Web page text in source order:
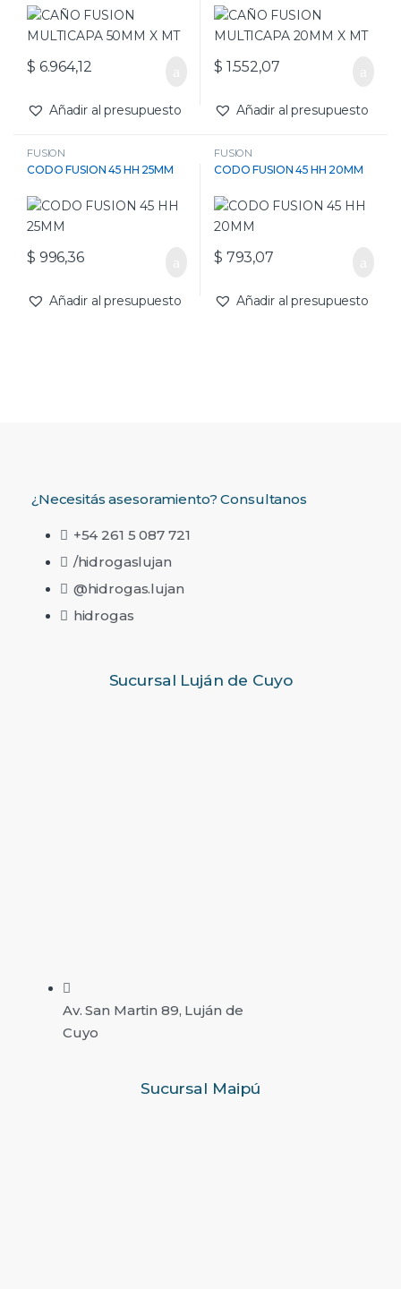
$ 6.964,12
Añadir al presupuesto
$ 1.552,07
Añadir al presupuesto
FUSION
CODO FUSION 45 HH 25MM
$ 996,36
Añadir al presupuesto
FUSION
CODO FUSION 45 HH 20MM
$ 793,07
Añadir al presupuesto
¿Necesitás asesoramiento? Consultanos
+54 261 5 087 721
/hidrogaslujan
@hidrogas.lujan
hidrogas
Sucursal Luján de Cuyo
Av. San Martin 89, Luján de
Cuyo
Sucursal Maipú